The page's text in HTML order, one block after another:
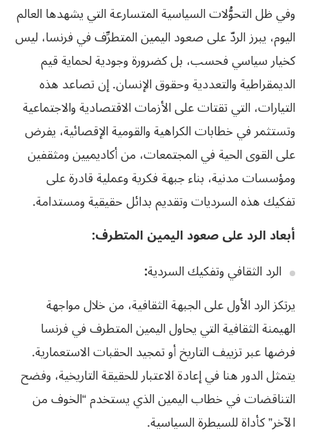
وفي ظل التحوُّلات السياسية المتسارعة التي يشهدها العالم
اليوم، يبرز الردّ على صعود اليمين المتطرِّف في فرنسا، ليس
كخيار سياسي فحسب، بل كضرورة وجودية لحماية قيم
الديمقراطية والتعددية وحقوق الإنسان. إن تصاعد هذه
التيارات، التي تقتات على الأزمات الاقتصادية والاجتماعية
وتستثمر في خطابات الكراهية والقومية الإقصائية، يفرض
على القوى الحية في المجتمعات، من أكاديميين ومثقفين
ومؤسسات مدنية، بناء جبهة فكرية وعملية قادرة على
تفكيك هذه السرديات وتقديم بدائل حقيقية ومستدامة.
أبعاد الرد على صعود اليمين المتطرف:
الرد الثقافي وتفكيك السردية:
يرتكز الرد الأول على الجبهة الثقافية، من خلال مواجهة
الهيمنة الثقافية التي يحاول اليمين المتطرف في فرنسا
فرضها عبر تزييف التاريخ أو تمجيد الحقبات الاستعمارية.
يتمثل الدور هنا في إعادة الاعتبار للحقيقة التاريخية، وفضح
التناقضات في خطاب اليمين الذي يستخدم “الخوف من
الآخر” كأداة للسيطرة السياسية.